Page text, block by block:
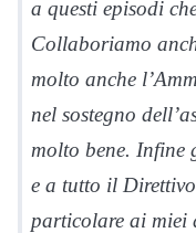
a questi episodi
Collaboriamo
molto anche
nel sostegno
molto bene. Infine
e a tutto il
particolare ai miei